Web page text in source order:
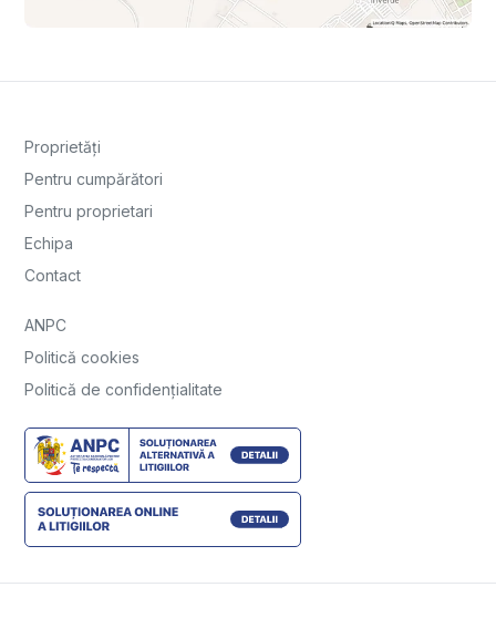
Proprietăți
Pentru cumpărători
Pentru proprietari
Echipa
Contact
ANPC
Politică cookies
Politică de confidențialitate